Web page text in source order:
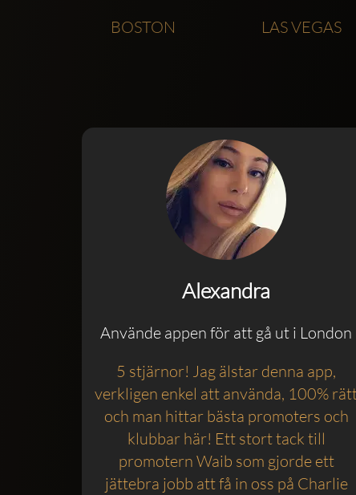
BOSTON
LAS VEGAS
Alexandra
Använde appen för att gå ut i London
5 stjärnor! Jag älstar denna app,
verkligen enkel att använda, 100%
och man hittar bästa promoters och
klubbar här! Ett stort tack till
promotern Waib som gjorde ett
jättebra jobb att få in oss på Charlie